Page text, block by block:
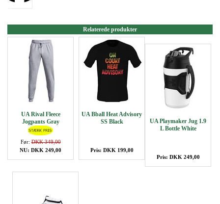
Relaterede produkter
UA Rival Fleece
Jogpants Gray
Før:DKK 349,00
NU: DKK 249,00
UA Bball Heat Advisory
SS Black
Pris: DKK 199,00
UA Playmaker Jug 1.9
L Bottle White
Pris: DKK 249,00